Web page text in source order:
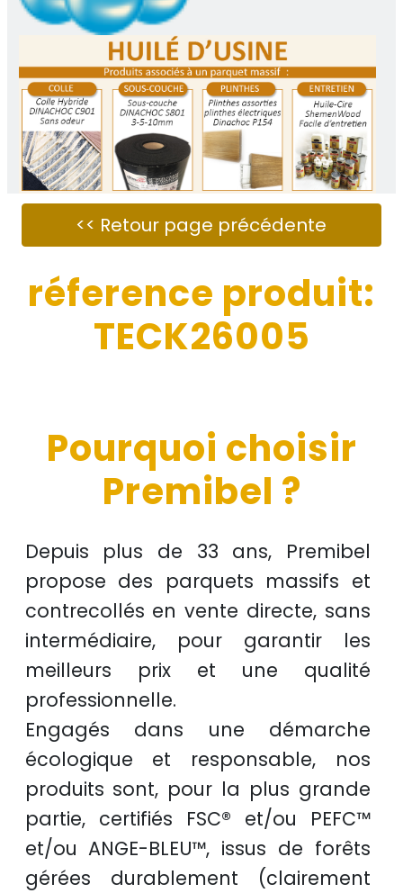
réference produit:
TECK26005
Pourquoi choisir
Premibel ?
Depuis plus de 33 ans, Premibel
propose des parquets massifs et
contrecollés envente directe, sans
intermédiaire, pour garantir les
meilleurs prixet une qualité
professionnelle.
Engagés dans une démarche
écologique et responsable, nos
produits sont, pour la plus grande
partie, certifiés FSC® et/ou PEFC™
et/ouANGE-BLEU™, issus de forêts
gérées durablement (clairement